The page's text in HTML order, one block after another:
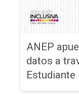
ANEP
datos a
Estudiante